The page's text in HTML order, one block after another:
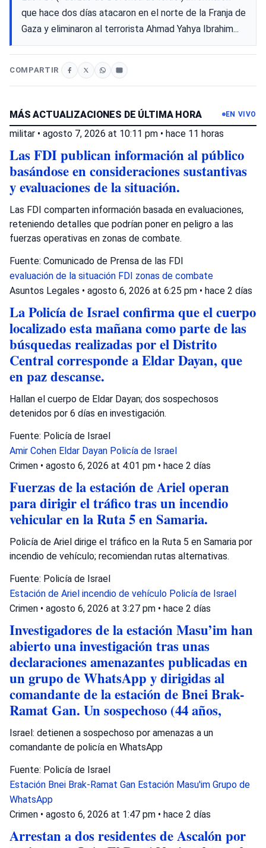
que hace dos días atacaron en el norte de la Franja de
Gaza y eliminaron al terrorista Ahmad Yahya Ibrahim...
COMPARTIR
MÁS ACTUALIZACIONES DE ÚLTIMA HORA EN VIVO
militar • agosto 7, 2026 at 10:11 pm • hace 11 horas
Las FDI publican información al público
basándose en consideraciones sustantivas
y evaluaciones de la situación.
Las FDI comparten información basada en evaluaciones,
reteniendo detalles que podrían poner en peligro a las
fuerzas operativas en zonas de combate.
Fuente: Comunicado de Prensa de las FDI
evaluación de la situación FDI zonas de combate
Asuntos Legales • agosto 6, 2026 at 6:25 pm • hace 2 días
La Policía de Israel confirma que el cuerpo
localizado esta mañana como parte de las
búsquedas realizadas por el Distrito
Central corresponde a Eldar Dayan, que
en paz descanse.
Hallan el cuerpo de Eldar Dayan; dos sospechosos
detenidos por 6 días en investigación.
Fuente: Policía de Israel
Amir Cohen Eldar Dayan Policía de Israel
Crimen • agosto 6, 2026 at 4:01 pm • hace 2 días
Fuerzas de la estación de Ariel operan
para dirigir el tráfico tras un incendio
vehicular en la Ruta 5 en Samaria.
Policía de Ariel dirige el tráfico en la Ruta 5 en Samaria por
incendio de vehículo; recomiendan rutas alternativas.
Fuente: Policía de Israel
Estación de Ariel incendio de vehículo Policía de Israel
Crimen • agosto 6, 2026 at 3:27 pm • hace 2 días
Investigadores de la estación Masu’im han
abierto una investigación tras unas
declaraciones amenazantes publicadas en
un grupo de WhatsApp y dirigidas al
comandante de la estación de Bnei Brak-
Ramat Gan. Un sospechoso (44 años,
Israel: detienen a sospechoso por amenazas a un
comandante de policía en WhatsApp
Fuente: Policía de Israel
Estación Bnei Brak-Ramat Gan Estación Masu'im Grupo de
WhatsApp
Crimen • agosto 6, 2026 at 1:47 pm • hace 2 días
Arrestan a dos residentes de Ascalón por